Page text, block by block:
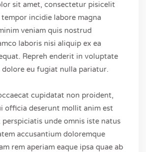
sit amet, consectetur pisicelit
tempor incidie labore magna
veniam quis nostrud
laboris nisi aliquip ex ea
Repreh enderit in voluptate
dolore eu fugiat nulla pariatur.
cupidatat non proident,
officia deserunt mollit anim est
perspiciatis unde omnis iste natus
accusantium doloremque
rem aperiam eaque ipsa quae ab